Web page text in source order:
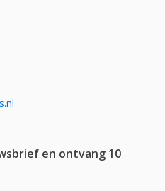
en ontvang 10